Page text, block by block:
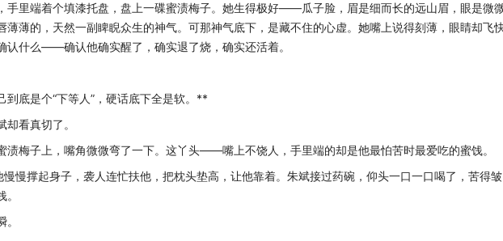
里端着个填漆托盘，盘上一碟蜜渍梅子。她生得极好——瓜子脸，眉是细而长的远山眉，眼是微
薄薄的，天然一副睥睨众生的神气。可那神气底下，是藏不住的心虚。她嘴上说得刻薄，眼睛却飞
认什么——确认他确实醒了，确实退了烧，确实还活着。
底是个“下等人”，硬话底下全是软。**
看真切了。
梅子上，嘴角微微弯了一下。这丫头——嘴上不饶人，手里端的却是他最怕苦时最爱吃的蜜饯。
慢撑起身子，袭人连忙扶他，把枕头垫高，让他靠着。朱斌接过药碗，仰头一口一口喝了，苦得皱